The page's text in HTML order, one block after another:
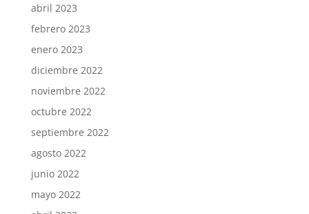
abril 2023
febrero 2023
enero 2023
diciembre 2022
noviembre 2022
octubre 2022
septiembre 2022
agosto 2022
junio 2022
mayo 2022